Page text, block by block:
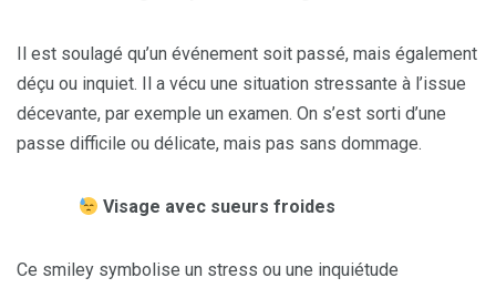
Il est soulagé qu’un événement soit passé, mais également
déçu ou inquiet. Il a vécu une situation stressante à l’issue
décevante, par exemple un examen. On s’est sorti d’une
passe difficile ou délicate, mais pas sans dommage.
Visage avec sueurs froides
Ce smiley symbolise un stress ou une inquiétude